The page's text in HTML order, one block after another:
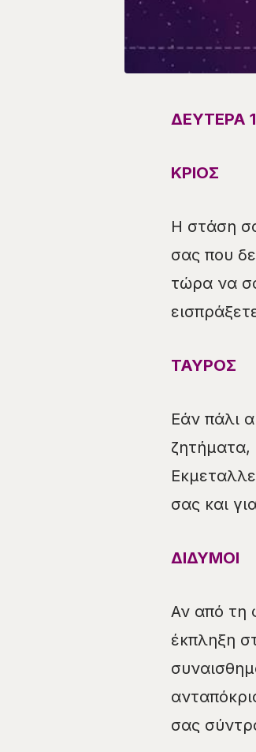
ΔΕΥΤΕΡΑ
ΚΡΙΟΣ
Η στάση
σας που
τώρα να
ΤΑΥΡΟΣ
Εάν πάλι
ζητήματα,
σας και
ΔΙΔΥΜΟΙ
Αν από τη
έκπληξη
σας